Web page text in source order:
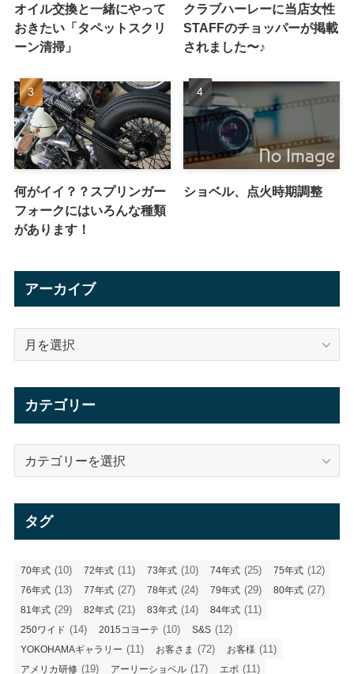
オイル交換と一緒にやって
おきたい「タペットスクリ
ーン清掃」
クラブハーレーに当店女性
STAFFのチョッパーが掲載
されました〜♪
何がイイ？？スプリンガー
フォークにはいろんな種類
があります！
ショベル、点火時期調整
アーカイブ
カテゴリー
タグ
70年式 (10) 72年式 (11) 73年式 (10) 74年式 (25) 75年式 (12)
76年式 (13) 77年式 (27) 78年式 (24) 79年式 (29) 80年式 (27)
81年式 (29) 82年式 (21) 83年式 (14) 84年式 (11)
250ワイド (14) 2015コヨーテ (10) S&S (12)
YOKOHAMAギャラリー (11) お客さま (72) お客様 (11)
アメリカ研修 (19) アーリーショベル (17) エボ (11)